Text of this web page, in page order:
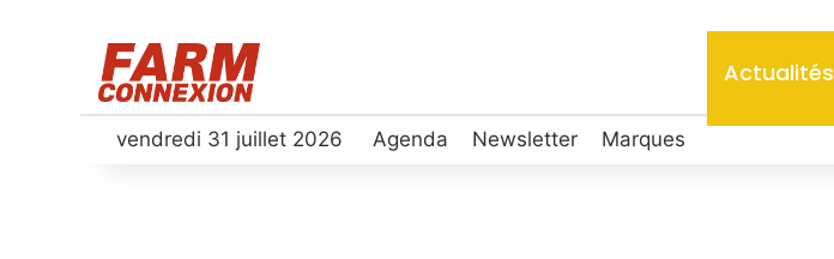
Actualités
vendredi 31 juillet 2026 Agenda Newsletter Marques